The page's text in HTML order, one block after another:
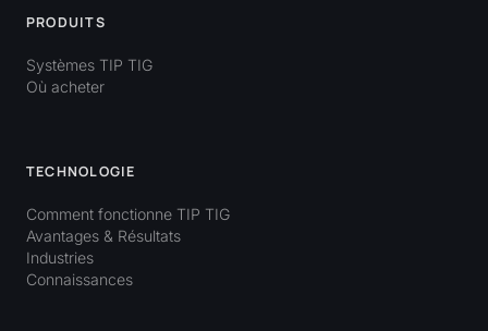
PRODUITS
Systèmes TIP TIG
Où acheter
TECHNOLOGIE
Comment fonctionne TIP TIG
Avantages & Résultats
Industries
Connaissances